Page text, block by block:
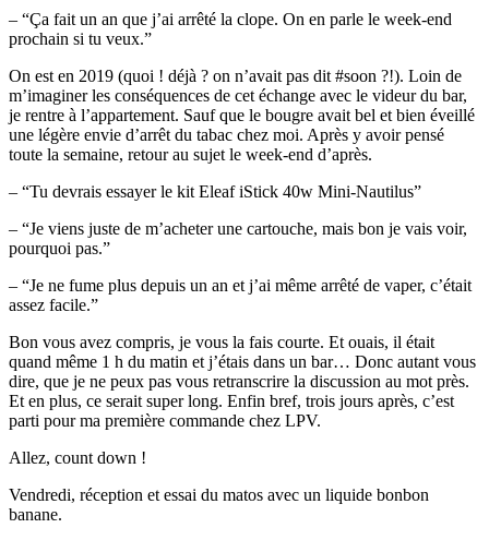
– “Ça fait un an que j’ai arrêté la clope. On en parle le week-end
prochain si tu veux.”
On est en 2019 (quoi ! déjà ? on n’avait pas dit #soon ?!). Loin de
m’imaginer les conséquences de cet échange avec le videur du bar,
je rentre à l’appartement. Sauf que le bougre avait bel et bien éveillé
une légère envie d’arrêt du tabac chez moi. Après y avoir pensé
toute la semaine, retour au sujet le week-end d’après.
– “Tu devrais essayer le kit Eleaf iStick 40w Mini-Nautilus”
– “Je viens juste de m’acheter une cartouche, mais bon je vais voir,
pourquoi pas.”
– “Je ne fume plus depuis un an et j’ai même arrêté de vaper, c’était
assez facile.”
Bon vous avez compris, je vous la fais courte. Et ouais, il était
quand même 1 h du matin et j’étais dans un bar… Donc autant vous
dire, que je ne peux pas vous retranscrire la discussion au mot près.
Et en plus, ce serait super long. Enfin bref, trois jours après, c’est
parti pour ma première commande chez LPV.
Allez, count down !
Vendredi, réception et essai du matos avec un liquide bonbon
banane.